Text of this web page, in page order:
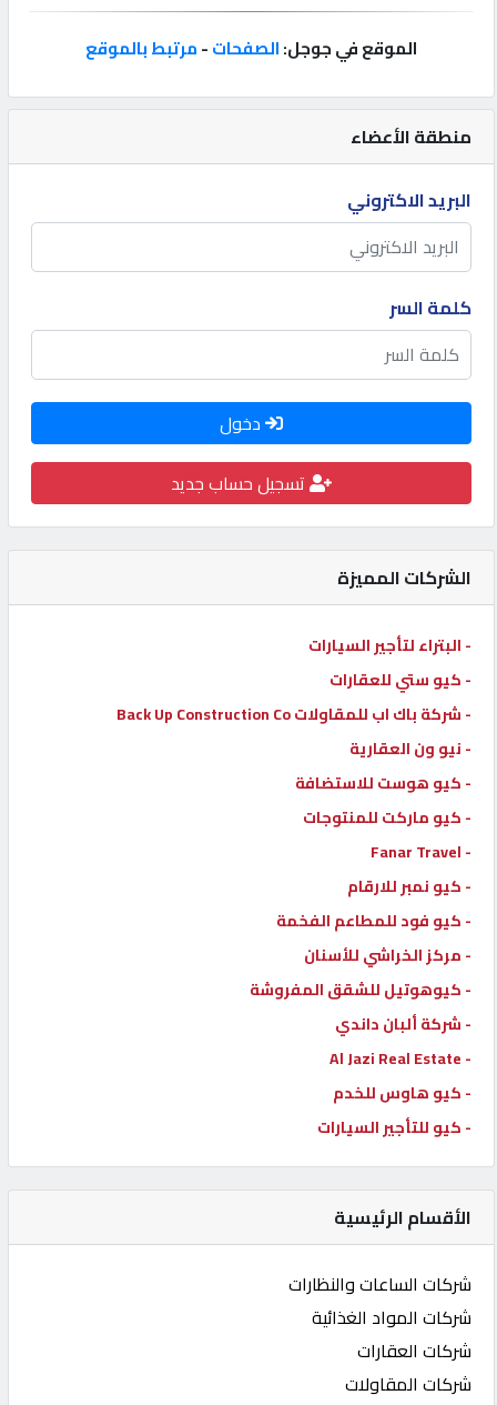
إعلانات
المنتدى
كيو
مزاد
كيو
نمبر
كيو
كارز
كيو
ماركت
الدليل
القطري
POWERED
QHOST
منطقة الأعضاء
البريد الاكتروني
كلمة السر
دخول
تسجيل حساب جديد
الشركات المميزة
- البتراء لتأجير السيارات
- كيو ستي للعقارات
- شركة باك اب للمقاولات Back Up Construction Co
- نيو ون العقارية
- كيو هوست للاستضافة
- كيو ماركت للمنتوجات
- Fanar Travel
- كيو نمبر للارقام
- كيو فود للمطاعم الفخمة
- مركز الخراشي للأسنان
- كيوهوتيل للشقق المفروشة
- شركة ألبان داندي
- Al Jazi Real Estate
- كيو هاوس للخدم
- كيو للتأجير السيارات
الأقسام الرئيسية
شركات الساعات والنظارات
شركات المواد الغذائية
شركات العقارات
شركات المقاولات
الموقع في جوجل:الصفحات-مرتبط بالموقع